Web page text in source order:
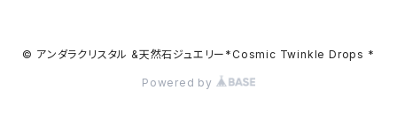
レアカラー
Celestial Sapphire
アクアマリン
© アンダラクリスタル &天然石ジュエリー*Cosmic Twinkle Drops *
Powered by